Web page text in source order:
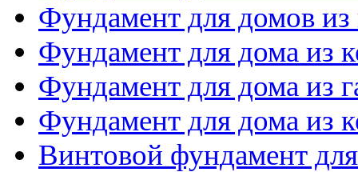
Фундамент для домов из
Фундамент для дома из
Фундамент для дома из
Фундамент для дома из
Винтовой фундамент для